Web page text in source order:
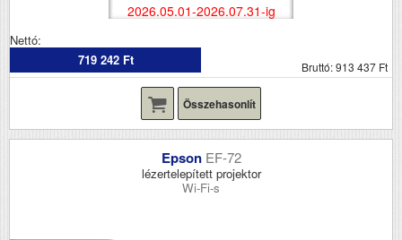
2026.05.01-2026.07.31-ig
Nettó:
719 242 Ft
Bruttó: 913 437 Ft
Összehasonlít
Epson EF-72
lézertelepített projektor
Wi-Fi-s